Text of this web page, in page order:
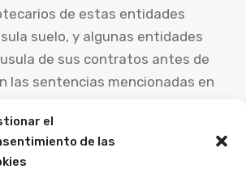
el
de las
de estas entidades
suelo, y algunas entidades
de sus contratos antes de
las sentencias mencionadas en
un contrato hipotecario contiene
es fundamental contar con